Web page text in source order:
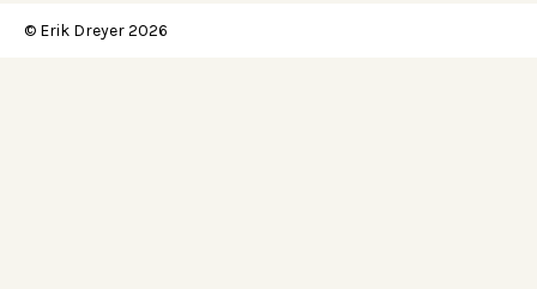
© Erik Dreyer 2026